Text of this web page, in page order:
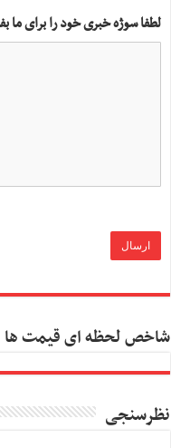
لطفا سوژه خبری خود را برای ما
شاخص لحظه ای قیمت ها
نظرسنجی